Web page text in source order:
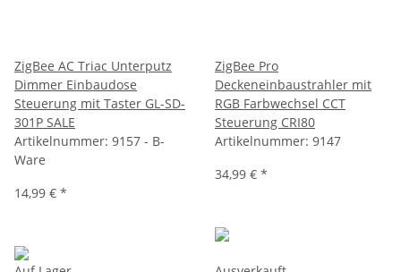
ZigBee AC Triac Unterputz
Dimmer Einbaudose
Steuerung mit Taster GL-SD-
301P SALE
Artikelnummer: 9157 - B-
Ware
14,99 € *
ZigBee Pro
Deckeneinbaustrahler mit
RGB Farbwechsel CCT
Steuerung CRI80
Artikelnummer: 9147
34,99 € *